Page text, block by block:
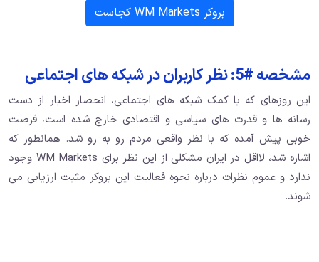
بروکر WM Markets کجاست
مشخصه #5: نظر کاربران در شبکه های اجتماعی
این روزهای که با کمک شبکه های اجتماعی، انحصار اخبار از دست
رسانه ها و قدرت های سیاسی و اقتصادی خارج شده است، فرصت
خوبی پیش آمده که با نظر واقعی مردم رو به رو شد. همانطور که
اشاره شد، لااقل در ایران مشکلی از این نظر برای WM Markets وجود
ندارد و عموم نظرات درباره نحوه فعالیت این بروکر مثبت ارزیابی می
شوند.